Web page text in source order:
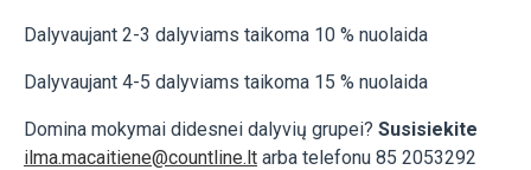
Dalyvaujant 2-3 dalyviams taikoma 10 % nuolaida
Dalyvaujant 4-5 dalyviams taikoma 15 % nuolaida
Domina mokymai didesnei dalyvių grupei? Susisiekite
ilma.macaitiene@countline.lt arba telefonu 85 2053292